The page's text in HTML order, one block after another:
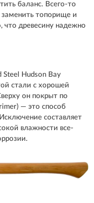
баланс. Всего-то
топорище и
что древесину надежно
Steel Hudson Bay
стали с хорошей
он покрыт по
— это способ
составляет
влажности все-